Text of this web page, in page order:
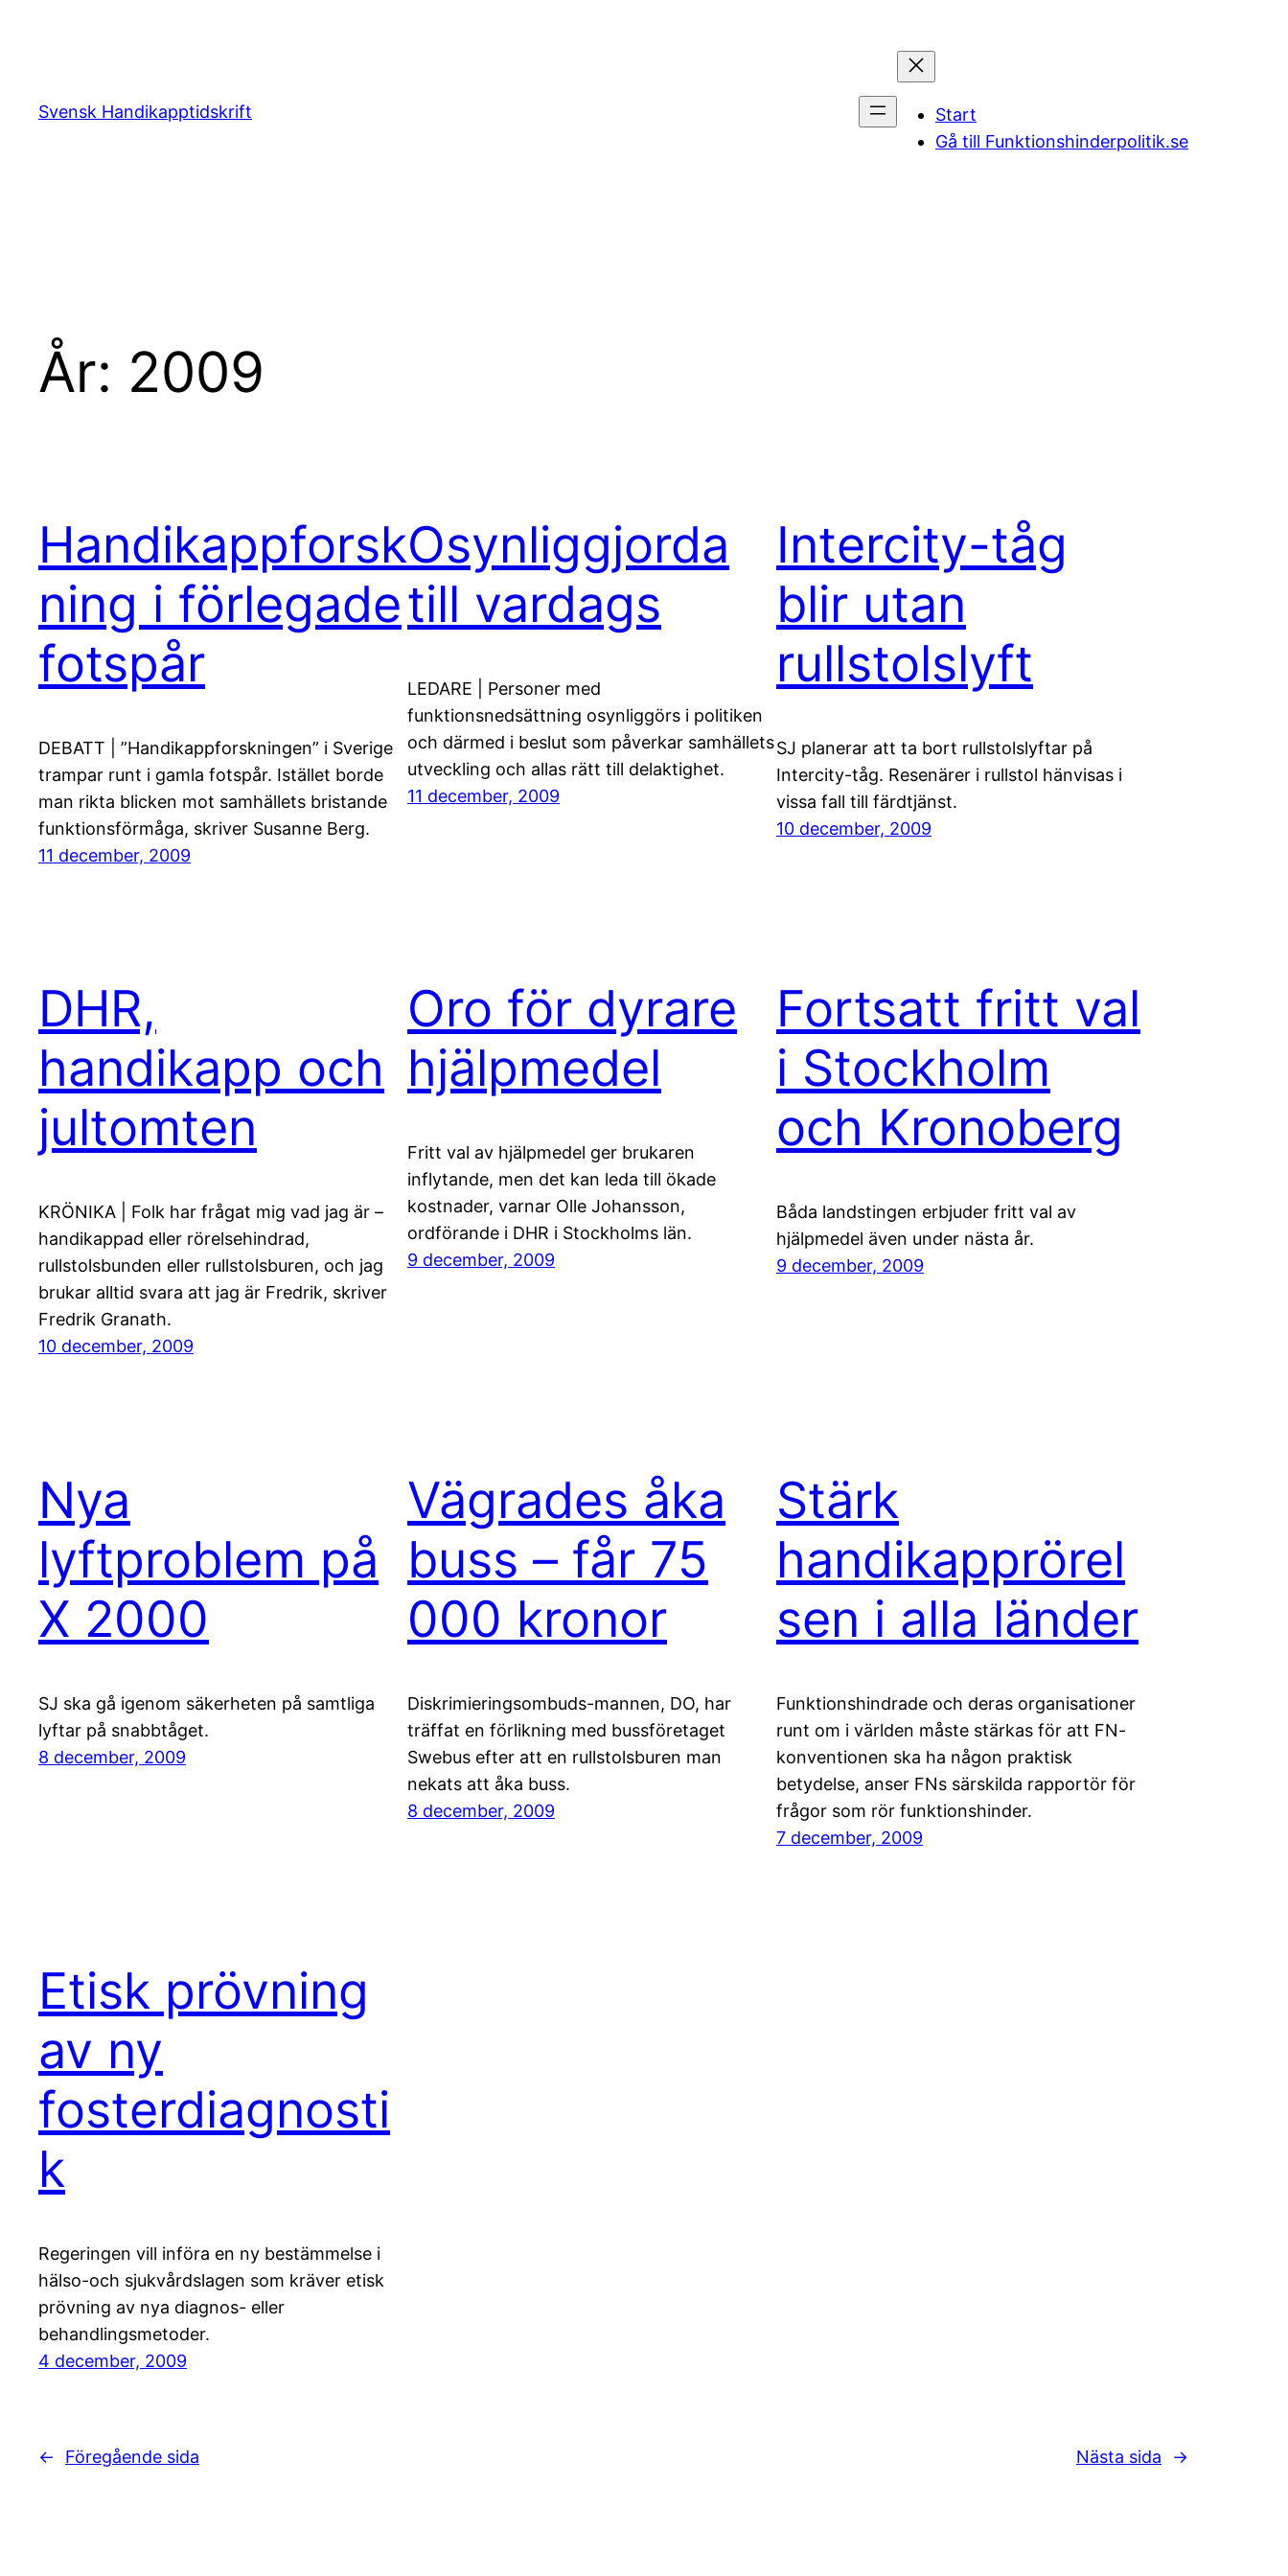
Svensk Handikapptidskrift
Start
Gå till Funktionshinderpolitik.se
År: 2009
Handikappforsk
ning i förlegade
fotspår
DEBATT | ”Handikappforskningen” i Sverige
trampar runt i gamla fotspår. Istället borde
man rikta blicken mot samhällets bristande
funktionsförmåga, skriver Susanne Berg.
11 december, 2009
Osynliggjorda
till vardags
LEDARE | Personer med
funktionsnedsättning osynliggörs i politiken
och därmed i beslut som påverkar samhällets
utveckling och allas rätt till delaktighet.
11 december, 2009
Intercity-tåg
blir utan
rullstolslyft
SJ planerar att ta bort rullstolslyftar på
Intercity-tåg. Resenärer i rullstol hänvisas i
vissa fall till färdtjänst.
10 december, 2009
DHR,
handikapp och
jultomten
KRÖNIKA | Folk har frågat mig vad jag är –
handikappad eller rörelsehindrad,
rullstolsbunden eller rullstolsburen, och jag
brukar alltid svara att jag är Fredrik, skriver
Fredrik Granath.
10 december, 2009
Oro för dyrare
hjälpmedel
Fritt val av hjälpmedel ger brukaren
inflytande, men det kan leda till ökade
kostnader, varnar Olle Johansson,
ordförande i DHR i Stockholms län.
9 december, 2009
Fortsatt fritt val
i Stockholm
och Kronoberg
Båda landstingen erbjuder fritt val av
hjälpmedel även under nästa år.
9 december, 2009
Nya
lyftproblem på
X 2000
SJ ska gå igenom säkerheten på samtliga
lyftar på snabbtåget.
8 december, 2009
Vägrades åka
buss – får 75
000 kronor
Diskrimieringsombuds-mannen, DO, har
träffat en förlikning med bussföretaget
Swebus efter att en rullstolsburen man
nekats att åka buss.
8 december, 2009
Stärk
handikapprörel
sen i alla länder
Funktionshindrade och deras organisationer
runt om i världen måste stärkas för att FN-
konventionen ska ha någon praktisk
betydelse, anser FNs särskilda rapportör för
frågor som rör funktionshinder.
7 december, 2009
Etisk prövning
av ny
fosterdiagnosti
k
Regeringen vill införa en ny bestämmelse i
hälso-och sjukvårdslagen som kräver etisk
prövning av nya diagnos- eller
behandlingsmetoder.
4 december, 2009
← Föregående sida Nästa sida →